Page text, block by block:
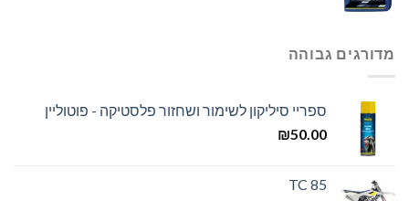
מדורגים גבוהה
ספריי סיליקון לשימור ושחזור פלסטיקה - פוטוליין
₪50.00
TC 85